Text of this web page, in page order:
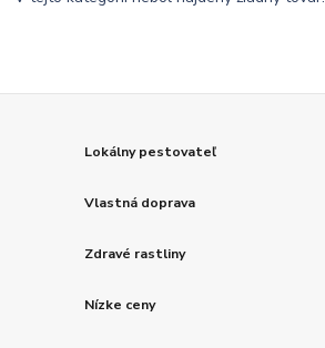
Lokálny pestovateľ
Vlastná doprava
Zdravé rastliny
Nízke ceny